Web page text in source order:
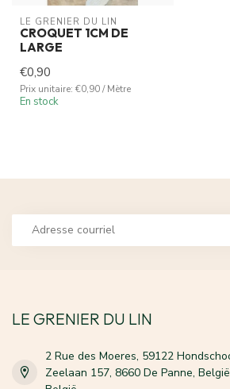
LE GRENIER DU LIN
CROQUET 1CM DE
LARGE
€0,90
Prix unitaire: €0,90 / Mètre
En stock
LE GRENIER DU LIN
2 Rue des Moeres, 59122
Zeelaan 157, 8660 De Panne, België